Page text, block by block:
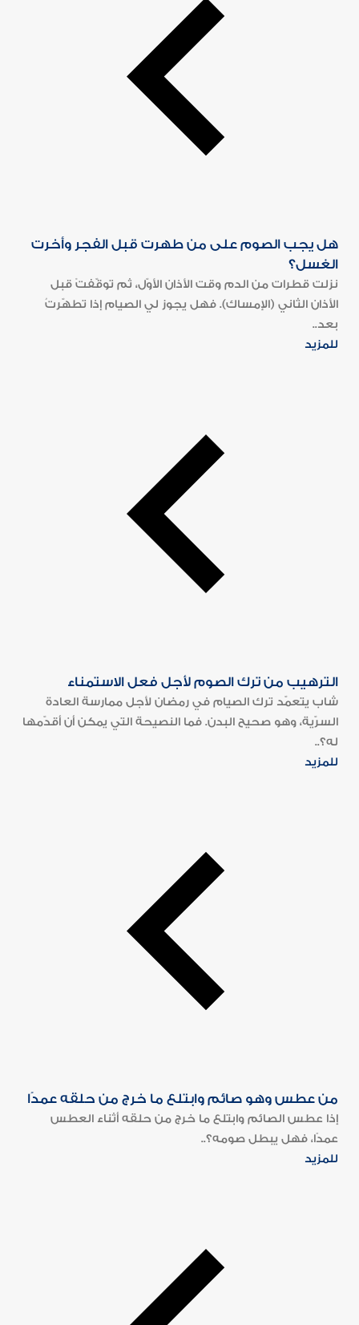
هل يجب الصوم على من طهرت قبل الفجر وأخرت
الغسل؟
نزلت قطرات من الدم وقت الأذان الأوّل، ثم توقّفتْ قبل
الأذان الثاني (الإمساك). فهل يجوز لي الصيام إذا تطهّرتُ
بعد..
للمزيد
الترهيب من ترك الصوم لأجل فعل الاستمناء
شاب يتعمّد ترك الصيام في رمضان لأجل ممارسة العادة
السرّية، وهو صحيح البدن. فما النصيحة التي يمكن أن أقدّمها
له؟..
للمزيد
من عطس وهو صائم وابتلع ما خرج من حلقه عمدًا
إذا عطس الصائم وابتلع ما خرج من حلقه أثناء العطس
عمدًا، فهل يبطل صومه؟..
للمزيد